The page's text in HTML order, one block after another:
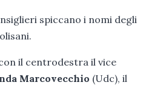
spiccano i nomi degli
il centrodestra il vice
Marcovecchio (Udc), il